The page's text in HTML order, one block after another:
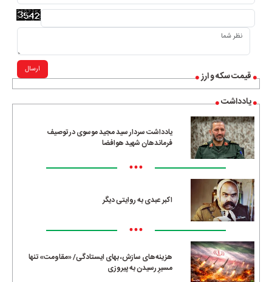
قیمت سکه و ارز
یادداشت
یادداشت سردار سید مجید موسوی در توصیف
فرماندهان شهید هوافضا
•••
اکبر عبدی به روایتی دیگر
•••
هزینه‌های سازش، بهای ایستادگی/ «مقاومت» تنها
مسیرِ رسیدن به پیروزی
ارسال